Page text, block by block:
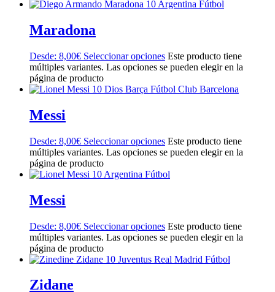
Maradona
Desde: 8,00€ Seleccionar opciones Este producto tiene
múltiples variantes. Las opciones se pueden elegir en la
página de producto
Messi
Desde: 8,00€ Seleccionar opciones Este producto tiene
múltiples variantes. Las opciones se pueden elegir en la
página de producto
Messi
Desde: 8,00€ Seleccionar opciones Este producto tiene
múltiples variantes. Las opciones se pueden elegir en la
página de producto
Zidane